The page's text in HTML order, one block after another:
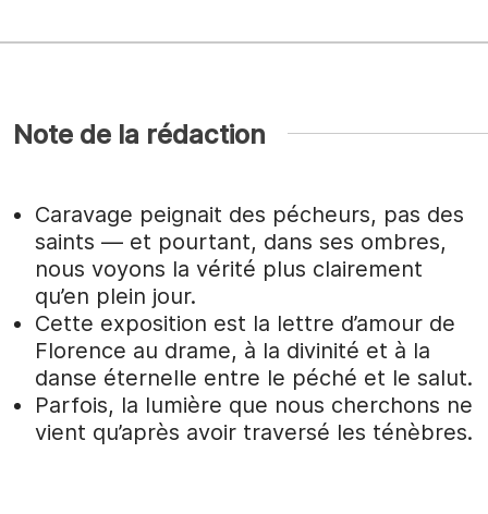
Note de la rédaction
Caravage peignait des pécheurs, pas des
saints — et pourtant, dans ses ombres,
nous voyons la vérité plus clairement
qu’en plein jour.
Cette exposition est la lettre d’amour de
Florence au drame, à la divinité et à la
danse éternelle entre le péché et le salut.
Parfois, la lumière que nous cherchons ne
vient qu’après avoir traversé les ténèbres.